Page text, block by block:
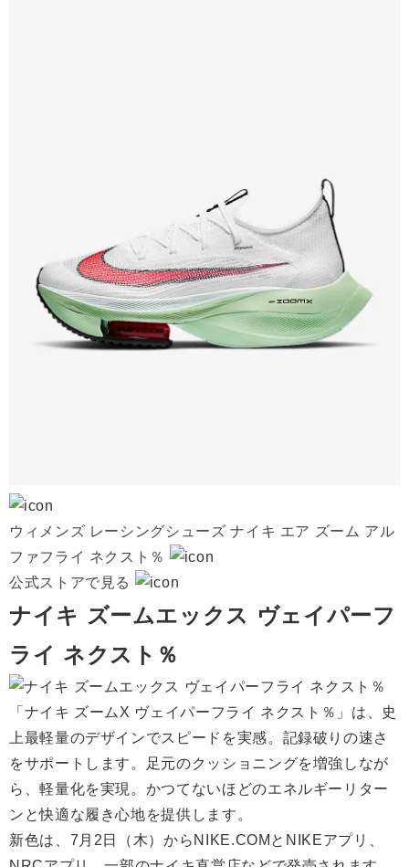
ウィメンズ レーシングシューズ ナイキ エア ズーム アル
ファフライ ネクスト％
公式ストアで見る
ナイキ ズームエックス ヴェイパーフ
ライ ネクスト％
「ナイキ ズームX ヴェイパーフライ ネクスト％」は、史
上最軽量のデザインでスピードを実感。記録破りの速さ
をサポートします。足元のクッショニングを増強しなが
ら、軽量化を実現。かつてないほどのエネルギーリター
ンと快適な履き心地を提供します。
新色は、7月2日（木）からNIKE.COMとNIKEアプリ、